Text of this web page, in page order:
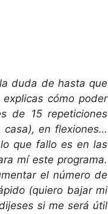
duda de hasta que
cómo poder
de 15 repeticiones
en flexiones…
que fallo es en las
mí este programa.
el número de
(quiero bajar mi
si me será útil